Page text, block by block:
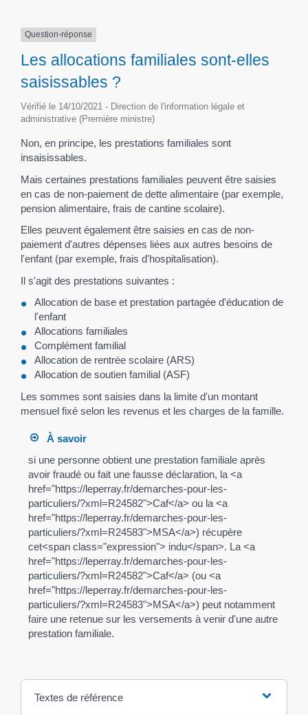
Question-réponse
Les allocations familiales sont-elles
saisissables ?
Vérifié le 14/10/2021 - Direction de l'information légale et
administrative (Première ministre)
Non, en principe, les prestations familiales sont
insaisissables.
Mais certaines prestations familiales peuvent être saisies
en cas de non-paiement de dette alimentaire (par exemple,
pension alimentaire, frais de cantine scolaire).
Elles peuvent également être saisies en cas de non-
paiement d'autres dépenses liées aux autres besoins de
l'enfant (par exemple, frais d'hospitalisation).
Il s'agit des prestations suivantes :
Allocation de base et prestation partagée d'éducation de
l'enfant
Allocations familiales
Complément familial
Allocation de rentrée scolaire (ARS)
Allocation de soutien familial (ASF)
Les sommes sont saisies dans la limite d'un montant
mensuel fixé selon les revenus et les charges de la famille.
À savoir
si une personne obtient une prestation familiale après
avoir fraudé ou fait une fausse déclaration, la <a
href="https://leperray.fr/demarches-pour-les-
particuliers/?xml=R24582">Caf</a> ou la <a
href="https://leperray.fr/demarches-pour-les-
particuliers/?xml=R24583">MSA</a>) récupère
cet<span class="expression"> indu</span>. La <a
href="https://leperray.fr/demarches-pour-les-
particuliers/?xml=R24582">Caf</a> (ou <a
href="https://leperray.fr/demarches-pour-les-
particuliers/?xml=R24583">MSA</a>) peut notamment
faire une retenue sur les versements à venir d'une autre
prestation familiale.
Textes de référence